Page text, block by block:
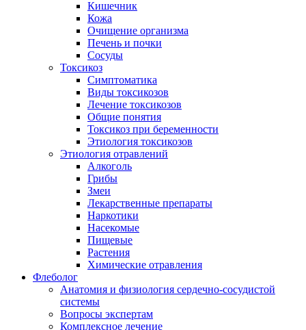
Кишечник
Кожа
Очищение организма
Печень и почки
Сосуды
Токсикоз
Cимптоматика
Виды токсикозов
Лечение токсикозов
Общие понятия
Токсикоз при беременности
Этиология токсикозов
Этиология отравлений
Алкоголь
Грибы
Змеи
Лекарственные препараты
Наркотики
Насекомые
Пищевые
Растения
Химические отравления
Флеболог
Анатомия и физиология сердечно-сосудистой
системы
Вопросы экспертам
Комплексное лечение